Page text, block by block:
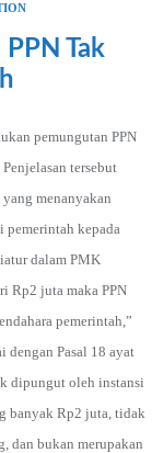
Tak
pemungutan PPN
tersebut
menanyakan
pemerintah kepada
dalam PMK
Rp2 juta maka PPN
pemerintah,”
dengan Pasal 18 ayat
dipungut oleh instansi
banyak Rp2 juta, tidak
dan bukan merupakan